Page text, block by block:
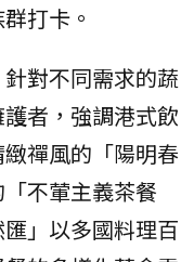
打卡。
對不同需求的蔬
者，強調港式飲
禪風的「陽明春
不葷主義茶餐
」以多國料理百